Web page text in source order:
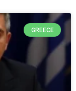
GREECE